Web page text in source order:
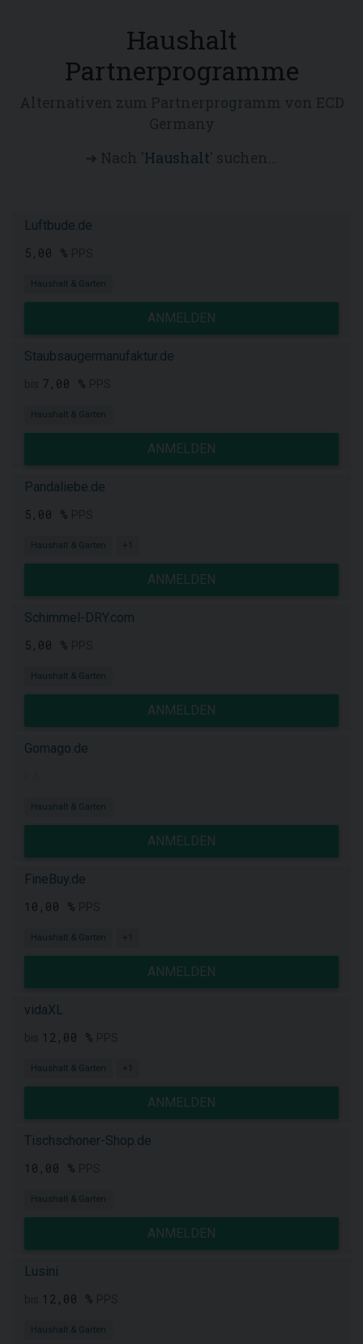
Haushalt
Partnerprogramme
Haushalt
Luftbude.de
5,00 %
Haushalt & Garten
ANMELDEN
Staubsaugermanufaktur.de
7,00 %
Haushalt & Garten
ANMELDEN
Pandaliebe.de
5,00 %
Haushalt & Garten +1
ANMELDEN
Schimmel-DRY.com
5,00 %
Haushalt & Garten
ANMELDEN
Gomago.de
Haushalt & Garten
ANMELDEN
FineBuy.de
10,00 %
Haushalt & Garten +1
ANMELDEN
vidaXL
12,00 %
Haushalt & Garten +1
ANMELDEN
Tischschoner-Shop.de
10,00 %
Haushalt & Garten
ANMELDEN
Lusini
12,00 %
Haushalt & Garten